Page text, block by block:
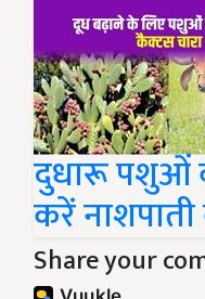
दुधारू पशुओं
करें
Share your